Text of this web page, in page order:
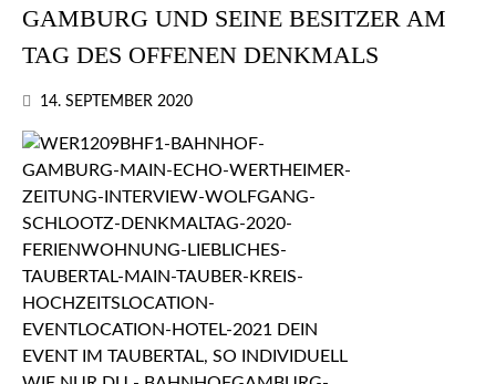
GAMBURG UND SEINE BESITZER AM
TAG DES OFFENEN DENKMALS
14. SEPTEMBER 2020